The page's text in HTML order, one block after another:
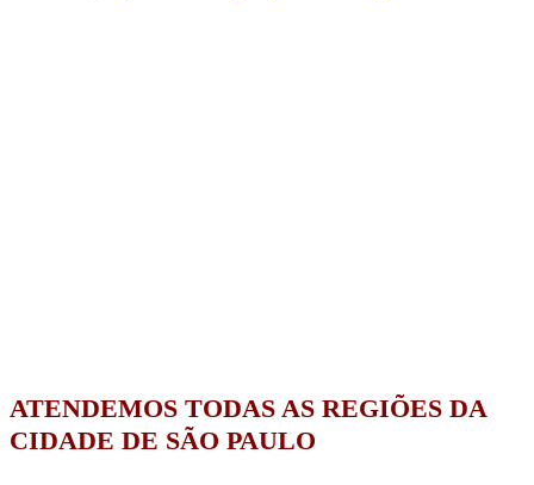
ATENDEMOS TODAS AS REGIÕES DA
CIDADE DE SÃO PAULO